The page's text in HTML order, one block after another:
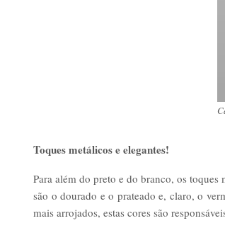
Toques metálicos e elegantes!
Para além do preto e do branco, os toques
são o dourado e o prateado e, claro, o
mais arrojados, estas cores são